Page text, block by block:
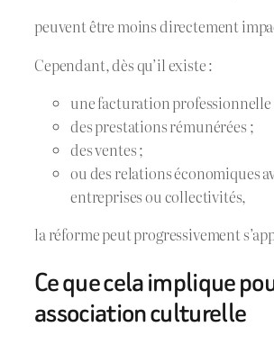
peuvent être moins directement
Cependant, dès qu’il existe :
une facturation professionnelle
des prestations rémunérées ;
des ventes ;
ou des relations économiques
entreprises ou collectivités,
la réforme peut progressivement
Ce que cela implique
association culturelle